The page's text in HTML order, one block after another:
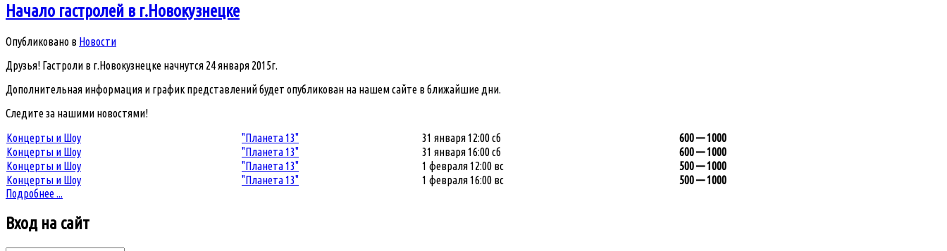
Начало гастролей в г.Новокузнецке
Опубликовано в Новости
Друзья! Гастроли в г.Новокузнецке начнутся 24 января 2015г.
Дополнительная информация и график представлений будет опубликован на нашем сайте в ближайшие дни.
Следите за нашими новостями!
Концерты и Шоу
"Планета 13" 31 января 12:00 сб
600 — 1000
Концерты и Шоу
"Планета 13" 31 января 16:00 сб
600 — 1000
Концерты и Шоу
"Планета 13" 1 февраля 12:00 вс
500 — 1000
Концерты и Шоу
"Планета 13" 1 февраля 16:00 вс
500 — 1000
Подробнее ...
Вход на сайт